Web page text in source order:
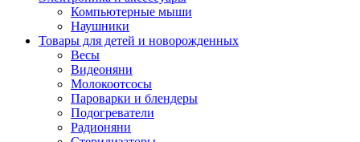
Компьютерные мыши
Наушники
Товары для детей и новорожденных
Весы
Видеоняни
Молокоотсосы
Пароварки и блендеры
Подогреватели
Радионяни